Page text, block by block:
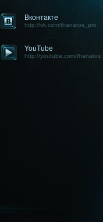
Вконтакте
http://vk.com/thanatos_pro
YouTube
http://youtube.com/thanatos